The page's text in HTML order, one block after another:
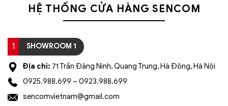
HỆ THỐNG CỬA HÀNG SENCOM
1 SHOWROOM 1
Địa chỉ: 71 Trần Đăng Ninh, Quang Trung, Hà Đông, Hà Nội
0925.988.699 – 0923.988.699
sencomvietnam@gmail.com